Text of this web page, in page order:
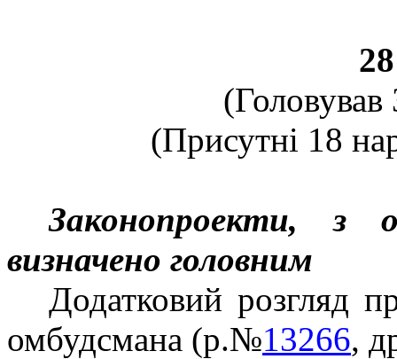
(Присутні 18
Законопроекти, з
визначено головним
Додатковий розгляд
омбудсмана (р.№13266,